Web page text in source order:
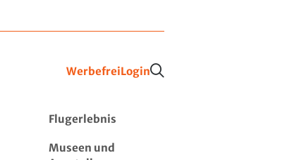
WerbefreiLogin
Flugerlebnis
Museen und